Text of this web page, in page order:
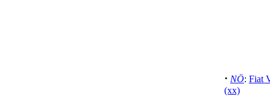
· NÖ: Fiat
(xx)